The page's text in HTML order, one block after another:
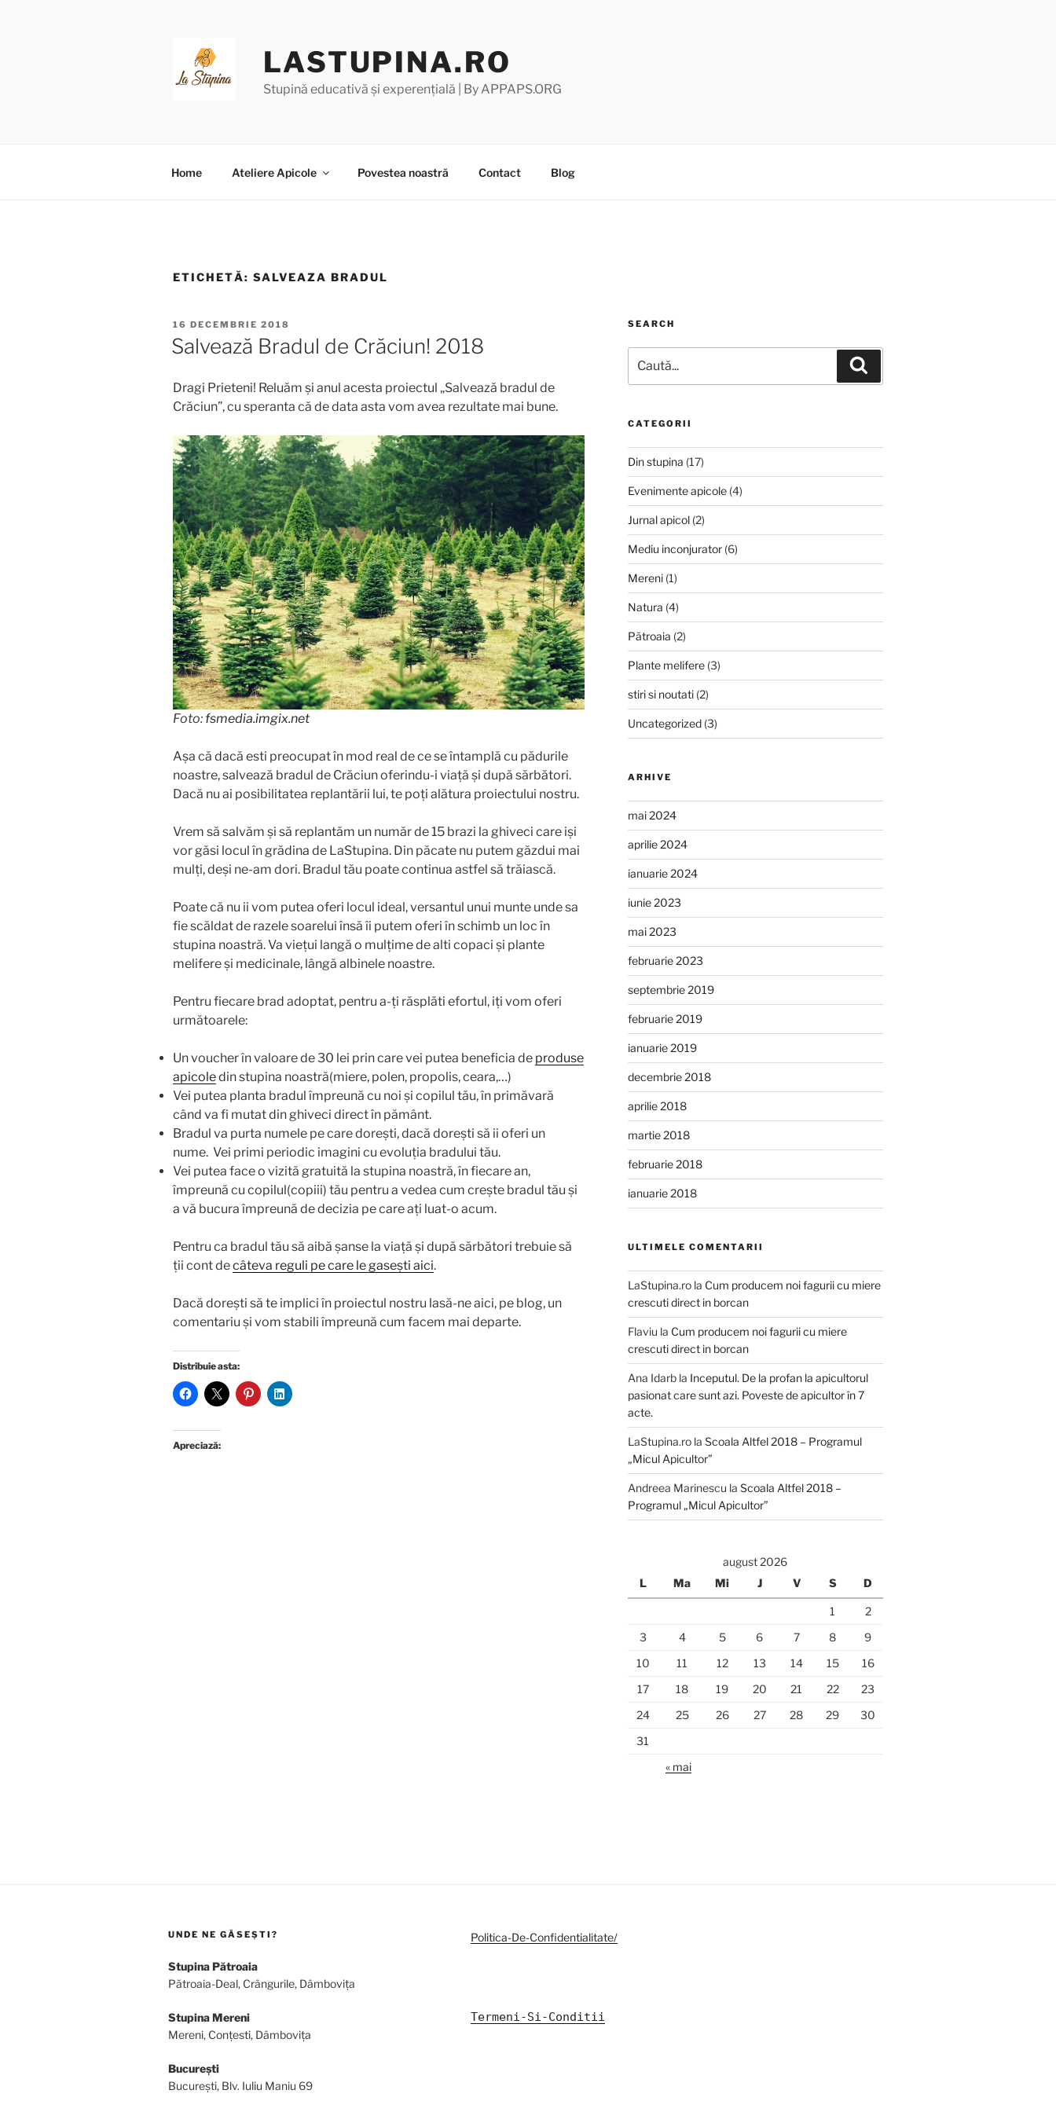
LASTUPINA.RO
Stupină educativă și experențială | By APPAPS.ORG
Home Ateliere Apicole Povestea noastră Contact Blog
ETICHETĂ: SALVEAZA BRADUL
PUBLICAT
PE
16 DECEMBRIE 2018
Salvează Bradul de Crăciun! 2018
Dragi Prieteni! Reluăm și anul acesta proiectul „Salvează bradul de
Crăciun”, cu speranta că de data asta vom avea rezultate mai bune.
Foto: fsmedia.imgix.net
Așa că dacă esti preocupat în mod real de ce se întamplă cu pădurile
noastre, salvează bradul de Crăciun oferindu-i viață și după sărbători.
Dacă nu ai posibilitatea replantării lui, te poți alătura proiectului nostru.
Vrem să salvăm și să replantăm un număr de 15 brazi la ghiveci care iși
vor găsi locul în grădina de LaStupina. Din păcate nu putem găzdui mai
mulți, deși ne-am dori. Bradul tău poate continua astfel să trăiască.
Poate că nu ii vom putea oferi locul ideal, versantul unui munte unde sa
fie scăldat de razele soarelui însă îi putem oferi în schimb un loc în
stupina noastră. Va viețui langă o mulțime de alti copaci și plante
melifere și medicinale, lângă albinele noastre.
Pentru fiecare brad adoptat, pentru a-ți răsplăti efortul, iți vom oferi
următoarele:
Un voucher în valoare de 30 lei prin care vei putea beneficia de produse
apicoledin stupina noastră(miere, polen, propolis, ceara,…)
Vei putea planta bradul împreună cu noi și copilul tău, în primăvară
când va fi mutat din ghiveci direct în pământ.
Bradul va purta numele pe care dorești, dacă dorești să ii oferi un
nume. Vei primi periodic imagini cu evoluția bradului tău.
Vei putea face o vizită gratuită la stupina noastră, în fiecare an,
împreună cu copilul(copiii) tău pentru a vedea cum crește bradul tău și
a vă bucura împreună de decizia pe care ați luat-o acum.
Pentru ca bradul tău să aibă șanse la viață și după sărbători trebuie să
ții cont decâteva reguli pe care le gasești aici.
Dacă dorești să te implici în proiectul nostru lasă-ne aici, pe blog, un
comentariu și vom stabili împreună cum facem mai departe.
Distribuie asta:
Apreciază:
SEARCH
după:
CATEGORII
Din stupina (17)
Evenimente apicole(4)
Jurnal apicol(2)
Mediu inconjurator(6)
Mereni(1)
Natura (4)
Pătroaia (2)
Plante melifere(3)
stiri si noutati(2)
Uncategorized(3)
ARHIVE
mai 2024
aprilie 2024
ianuarie 2024
iunie 2023
mai 2023
februarie 2023
septembrie 2019
februarie 2019
ianuarie 2019
decembrie 2018
aprilie 2018
martie 2018
februarie 2018
ianuarie 2018
ULTIMELE COMENTARII
LaStupina.rola Cum producem noi fagurii cu miere
crescuti direct in borcan
Flaviu la Cum producem noi fagurii cu miere
crescuti direct in borcan
Ana Idarbla Inceputul. De la profan la apicultorul
pasionat care sunt azi. Poveste de apicultor în 7
acte.
LaStupina.rola Scoala Altfel 2018 – Programul
„Micul Apicultor”
Andreea Marinescu la Scoala Altfel 2018 –
Programul „Micul Apicultor”
august 2026
L
Ma Mi J V S D
1
2
3
4 5 6 7 8
9
10
11 12 13 14 15
16
17
18 19 20 21 22
23
24
25 26 27 28 29
30
31
« mai
UNDE NE GĂSEȘTI?
Stupina Pătroaia
Pătroaia-Deal, Crângurile, Dâmbovița
Stupina Mereni
Mereni, Conțesti, Dâmbovița
București
București, Blv. Iuliu Maniu 69
Politica-De-Confidentialitate/
Termeni-Si-Conditii